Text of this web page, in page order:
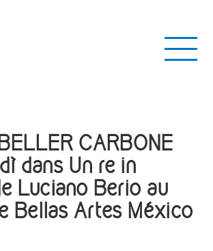
CARBONE
dans Un re in
Luciano Berio au
Bellas Artes México